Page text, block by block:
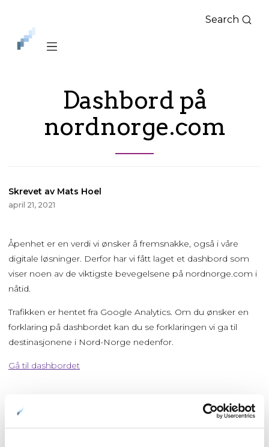
iLag
Nord
Norge
Search
Dashbord på
nordnorge.com
Skrevet av Mats Hoel
april 21, 2021
Åpenhet er en verdi vi ønsker å fremsnakke, også i våre
digitale løsninger. Derfor har vi fått laget et dashbord som
viser noen av de viktigste bevegelsene på nordnorge.com i
nåtid.
Trafikken er hentet fra Google Analytics. Om du ønsker en
forklaring på dashbordet kan du se forklaringen vi ga til
destinasjonene i Nord-Norge nedenfor.
Gå til dashbordet